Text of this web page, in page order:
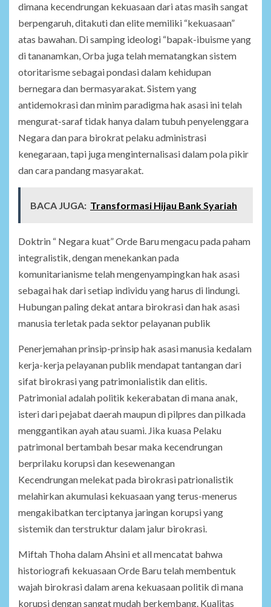
dimana kecendrungan kekuasaan dari atas masih sangat
berpengaruh, ditakuti dan elite memiliki “kekuasaan”
atas bawahan. Di samping ideologi “bapak-ibuisme yang
di tananamkan, Orba juga telah mematangkan sistem
otoritarisme sebagai pondasi dalam kehidupan
bernegara dan bermasyarakat. Sistem yang
antidemokrasi dan minim paradigma hak asasi ini telah
mengurat-saraf tidak hanya dalam tubuh penyelenggara
Negara dan para birokrat pelaku administrasi
kenegaraan, tapi juga menginternalisasi dalam pola pikir
dan cara pandang masyarakat.
BACA JUGA: Transformasi Hijau Bank Syariah
Doktrin “ Negara kuat” Orde Baru mengacu pada paham
integralistik, dengan menekankan pada
komunitarianisme telah mengenyampingkan hak asasi
sebagai hak dari setiap individu yang harus di lindungi.
Hubungan paling dekat antara birokrasi dan hak asasi
manusia terletak pada sektor pelayanan publik
Penerjemahan prinsip-prinsip hak asasi manusia kedalam
kerja-kerja pelayanan publik mendapat tantangan dari
sifat birokrasi yang patrimonialistik dan elitis.
Patrimonial adalah politik kekerabatan di mana anak,
isteri dari pejabat daerah maupun di pilpres dan pilkada
menggantikan ayah atau suami. Jika kuasa Pelaku
patrimonal bertambah besar maka kecendrungan
berprilaku korupsi dan kesewenangan
Kecendrungan melekat pada birokrasi patrionalistik
melahirkan akumulasi kekuasaan yang terus-menerus
mengakibatkan terciptanya jaringan korupsi yang
sistemik dan terstruktur dalam jalur birokrasi.
Miftah Thoha dalam Ahsini et all mencatat bahwa
historiografi kekuasaan Orde Baru telah membentuk
wajah birokrasi dalam arena kekuasaan politik di mana
korupsi dengan sangat mudah berkembang. Kualitas